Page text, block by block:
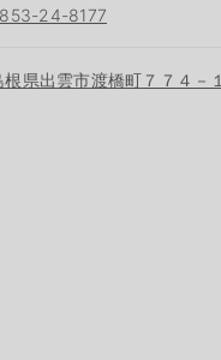
24-8177
根県出雲市渡橋町７７４－１